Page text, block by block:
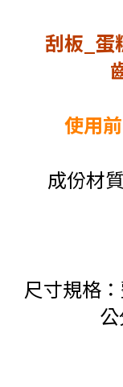
刮板_蛋
使用
成份材
尺寸規格